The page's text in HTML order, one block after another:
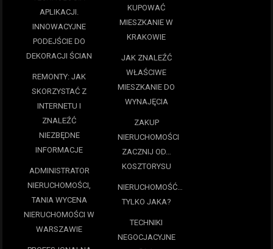
APLIKACJI.
INNOWACYJNE
PODEJŚCIE DO
DEKORACJI ŚCIAN
REMONTY: JAK
SKORZYSTAĆ Z
INTERNETU I
ZNALEŹĆ
NIEZBĘDNE
INFORMACJE
ADMINISTRATOR
NIERUCHOMOŚCI,
TANIA WYCENA
NIERUCHOMOŚCI W
WARSZAWIE
KUPOWAĆ
MIESZKANIE W
KRAKOWIE
JAK ZNALEŹĆ
WŁAŚCIWE
MIESZKANIE DO
WYNAJĘCIA
ZAKUP
NIERUCHOMOŚCI
ZACZNIJ OD…
KOSZTORYSU
NIERUCHOMOŚĆ…
TYLKO JAKA?
TECHNIKI
NEGOCJACYJNE